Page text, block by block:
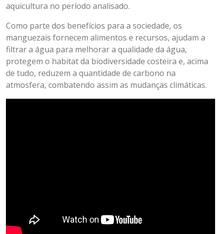
aquicultura no período analisado.
Como parte dos benefícios para a sociedade, os
manguezais fornecem alimentos e recursos, ajudam a
filtrar a água para melhorar a qualidade da água,
protegem o habitat da biodiversidade costeira e, acima
de tudo, reduzem a quantidade de carbono na
atmosfera, combatendo assim as mudanças climáticas.